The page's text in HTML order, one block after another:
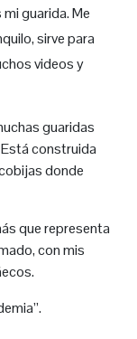
guarida. Me
sirve para
videos y
guaridas
construida
donde
que representa
con mis